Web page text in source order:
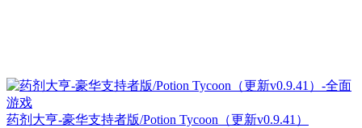
药剂大亨-豪华支持者版/Potion Tycoon（更新v0.9.41）